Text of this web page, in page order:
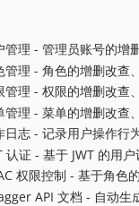
管理 - 管理员账号的增
管理 - 角色的增删改查
管理 - 权限的增删改查
管理 - 菜单的增删改查
日志 - 记录用户操作行
认证 - 基于 JWT 的用
权限控制 - 基于角色
API 文档 - 自动生